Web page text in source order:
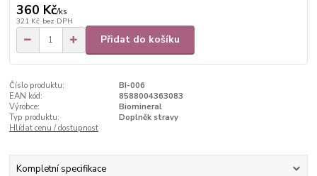
360 Kč/ks
321 Kč bez DPH
Přidat do košíku
Číslo produktu:
BI-006
EAN kód:
8588004363083
Výrobce:
Biomineral
Typ produktu:
Doplněk stravy
Hlídat cenu / dostupnost
Kompletní specifikace